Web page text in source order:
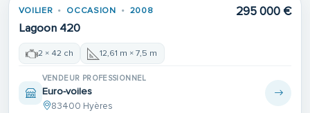
VOILIER OCCASION 2008
Lagoon 420
295 000 €
2 × 42 ch 12,61 m × 7,5 m
VENDEUR PROFESSIONNEL
Euro-voiles
83400 Hyères